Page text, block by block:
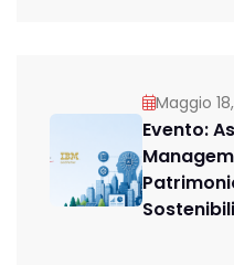
Maggio
Evento: